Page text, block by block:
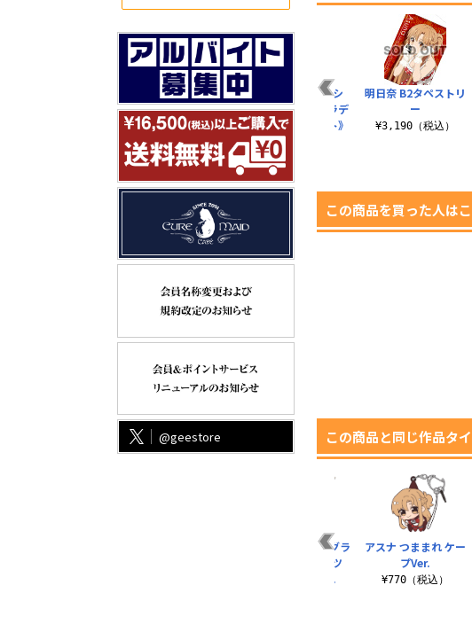
@geestore
ディウォッシュタオ
アスナGGOVer. アク
リルつままれキーホ
ルダー
¥880（税込）
《創世神ステイシ
ア》アスナの《ラデ
ィアント・ライト》
ラージ..
¥1,980（税込）
明日奈 B2タペストリ
ー
¥3,190（税込）
この商品を買った人は
この商品と同じ作品タ
アスナ 両面フルグラ
フィックTシャツ
SAO第5層Ver.
アスナ つままれ ケー
プVer.
¥770（税込）